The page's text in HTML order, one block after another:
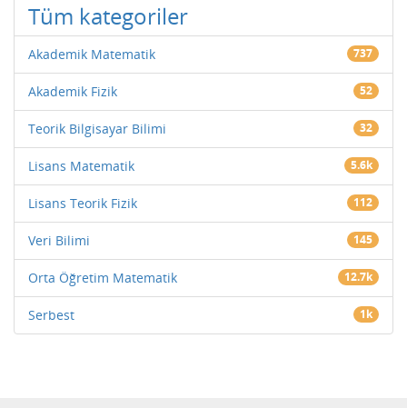
Tüm kategoriler
Akademik Matematik 737
Akademik Fizik 52
Teorik Bilgisayar Bilimi 32
Lisans Matematik 5.6k
Lisans Teorik Fizik 112
Veri Bilimi 145
Orta Öğretim Matematik 12.7k
Serbest 1k